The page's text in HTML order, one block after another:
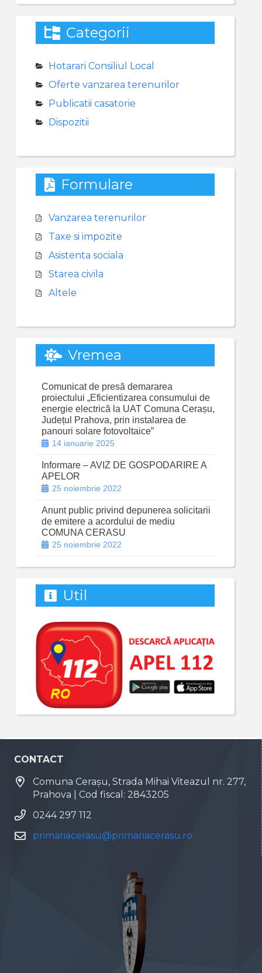
Categorii
Hotarari Consiliul Local
Oferte vanzarea terenurilor
Publicatii casatorie
Dispozitii
Formulare
Vanzarea terenurilor
Taxe si impozite
Asistenta sociala
Starea civila
Altele
Vremea
Comunicat de presă demararea
proiectului „Eficientizarea consumului de
energie electrică la UAT Comuna Cerașu,
Județul Prahova, prin instalarea de
panouri solare fotovoltaice”
14 ianuarie 2025
Informare – AVIZ DE GOSPODARIRE A
APELOR
25 noiembrie 2022
Anunt public privind depunerea solicitarii
de emitere a acordului de mediu
COMUNA CERASU
25 noiembrie 2022
Util
CONTACT
Comuna Cerașu, Strada Mihai Viteazul nr. 277,
Prahova | Cod fiscal: 2843205
0244 297 112
primariacerasu@primariacerasu.ro